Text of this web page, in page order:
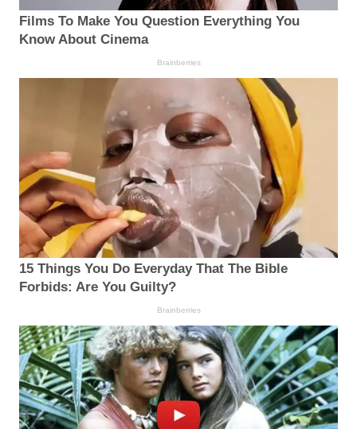
Films To Make You Question Everything You
Know About Cinema
Brainberries
15 Things You Do Everyday That The Bible
Forbids: Are You Guilty?
Brainberries